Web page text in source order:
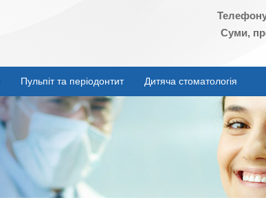
Суми,
Пульпіт та періодонтит Дитяча стоматологія